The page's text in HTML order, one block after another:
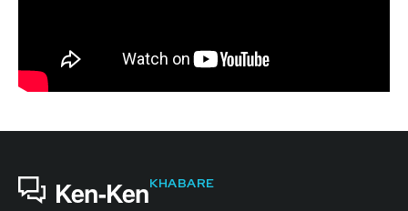
Ken-KenKHABARE